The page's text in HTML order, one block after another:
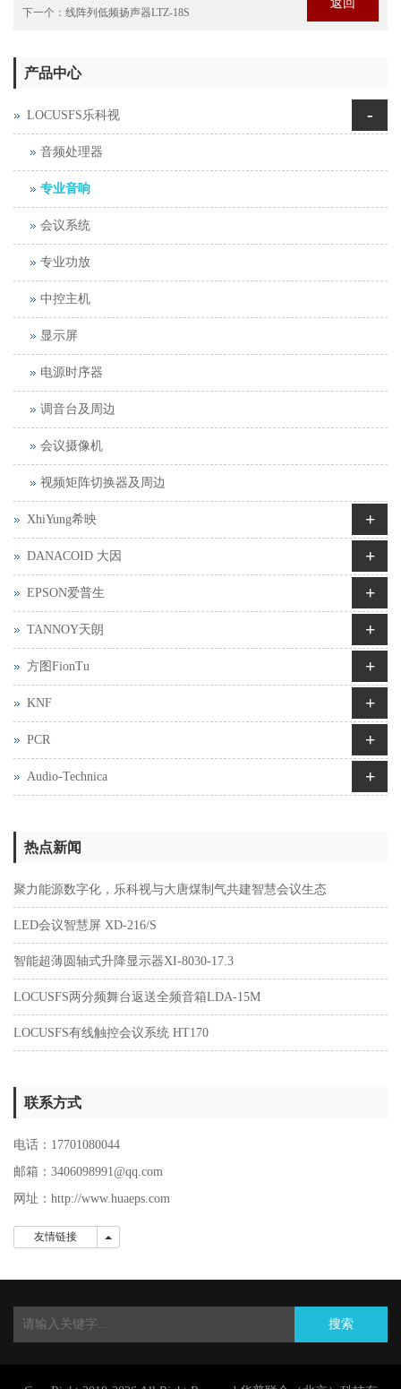
下一个： 线阵列低频扬声器LTZ-18S
返回
产品中心
LOCUSFS乐科视 -
音频处理器
专业音响
会议系统
专业功放
中控主机
显示屏
电源时序器
调音台及周边
会议摄像机
视频矩阵切换器及周边
XhiYung希映 +
DANACOID 大因 +
EPSON爱普生 +
TANNOY天朗 +
方图FionTu +
KNF +
PCR +
Audio-Technica +
热点新闻
聚力能源数字化，乐科视与大唐煤制气共建智慧会议生态
LED会议智慧屏 XD-216/S
智能超薄圆轴式升降显示器XI-8030-17.3
LOCUSFS两分频舞台返送全频音箱LDA-15M
LOCUSFS有线触控会议系统 HT170
联系方式
电话：17701080044
邮箱：3406098991@qq.com
网址： http://www.huaeps.com
友情链接 友情链接
搜索